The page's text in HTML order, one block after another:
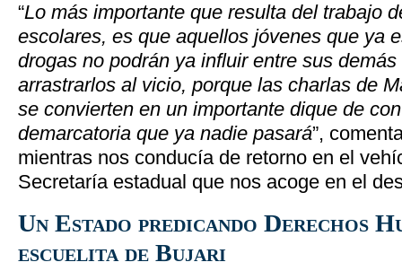
“Lo más importante que resulta del trabajo
escolares, es que aquellos jóvenes que ya
drogas no podrán ya influir entre sus
arrastrarlos al vicio, porque las charlas de
se convierten en un importante dique de
demarcatoria que ya nadie pasará”,
mientras nos conducía de retorno en el
Secretaría estadual que nos acoge en el
Un Estado predicando Derechos
escuelita de Bujari